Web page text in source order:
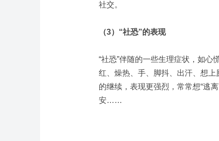
社交。
（3）“社恐”的表现
“社恐”伴随的一些生理症状，如
红、燥热、手、脚抖、出汗、想
的继续，表现更强烈，常常想“逃
安……